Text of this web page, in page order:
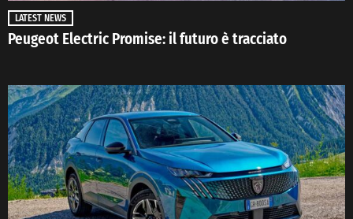
LATEST NEWS
Peugeot Electric Promise: il futuro è tracciato